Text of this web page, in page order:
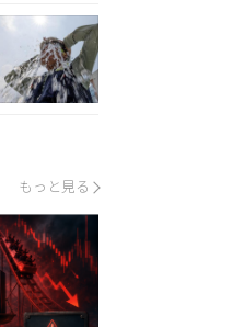
もっと見る